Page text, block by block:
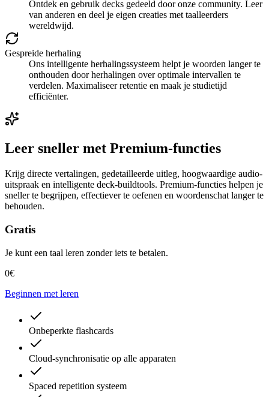
Ontdek en gebruik decks gedeeld door onze community. Leer
van anderen en deel je eigen creaties met taalleerders
wereldwijd.
Gespreide herhaling
Ons intelligente herhalingssysteem helpt je woorden langer te
onthouden door herhalingen over optimale intervallen te
verdelen. Maximaliseer retentie en maak je studietijd
efficiënter.
Leer sneller met Premium-functies
Krijg directe vertalingen, gedetailleerde uitleg, hoogwaardige audio-
uitspraak en intelligente deck-buildtools. Premium-functies helpen je
sneller te begrijpen, effectiever te oefenen en woordenschat langer te
behouden.
Gratis
Je kunt een taal leren zonder iets te betalen.
0€
Beginnen met leren
Onbeperkte flashcards
Cloud-synchronisatie op alle apparaten
Spaced repetition systeem